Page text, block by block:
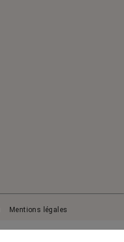
Mentions légales